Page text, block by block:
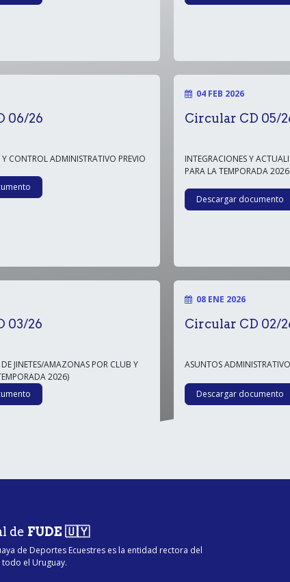
04 FEB 2026
Circular CD 05/
INTEGRACIONES Y
PARA LA TEMPORADA 2026
Descargar documento
06/26
CONTROL ADMINISTRATIVO PREVIO
08 ENE 2026
Circular CD 02/
ASUNTOS
Descargar documento
03/26
DE JINETES/AMAZONAS POR CLUB Y
2026)
de FUDE 🇺🇾
de Deportes Ecuestres es la entidad rectora del
el Uruguay.